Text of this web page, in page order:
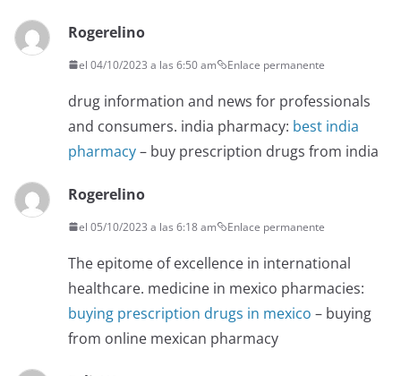
Rogerelino
el 04/10/2023 a las 6:50 am Enlace permanente
drug information and news for professionals
and consumers. india pharmacy: best india
pharmacy– buy prescription drugs from india
Rogerelino
el 05/10/2023 a las 6:18 am Enlace permanente
The epitome of excellence in international
healthcare. medicine in mexico pharmacies:
buying prescription drugs in mexico – buying
from online mexican pharmacy